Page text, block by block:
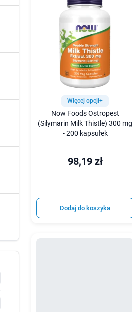
Więcej opcji+
Now Foods Ostropest
(Silymarin Milk Thistle) 300 mg
- 200 kapsułek
98,19 zł
Dodaj do koszyka